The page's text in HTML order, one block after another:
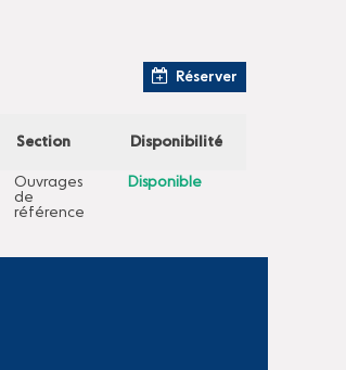
Réserver
Section Disponibilité
Ouvrages
de
référence
Disponible